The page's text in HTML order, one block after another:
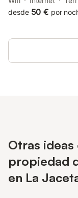
Train Station and
desde 50 € por
Otras
propiedad
en La